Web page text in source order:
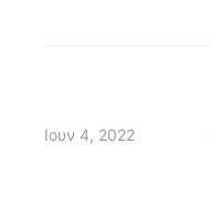
Ιουν 4, 2022